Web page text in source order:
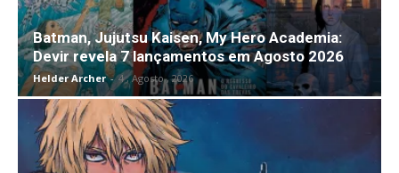
Batman, Jujutsu Kaisen, My Hero Academia:
Devir revela 7 lançamentos em Agosto 2026
Helder Archer - 4 , Agosto , 2026